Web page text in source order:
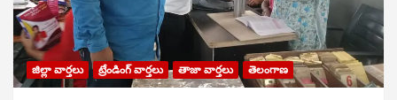
జిల్లా వార్తలు ట్రేండింగ్ వార్తలు తాజా వార్తలు తెలంగాణ